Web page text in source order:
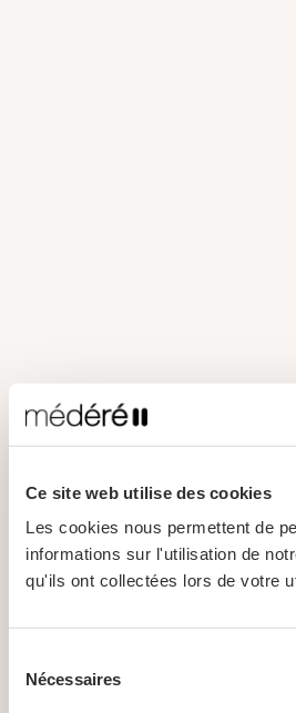
Ce site web utilise des cookies
Les cookies nous permettent de
informations sur l'utilisation de
qu'ils ont collectées lors de votre
Nécessaires